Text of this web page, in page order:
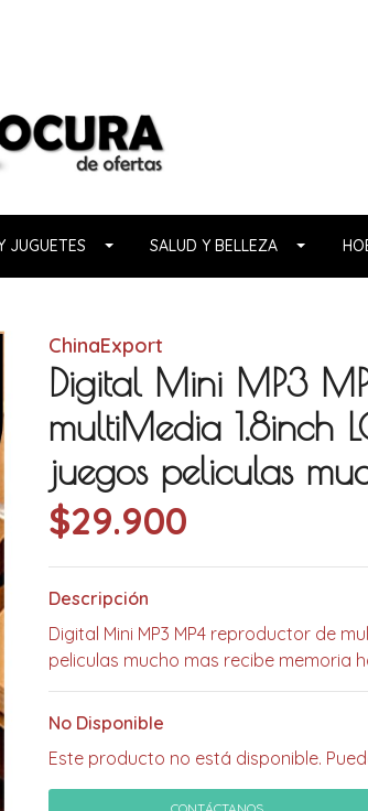
JUGUETES SALUD Y BELLEZA
ChinaExport
Digital Mini MP3
multiMedia 1.8inch
juegos peliculas
$29.900
Descripción
Digital Mini MP3 MP4 reproductor de
peliculas mucho mas recibe memoria
No Disponible
Este producto no está disponible.